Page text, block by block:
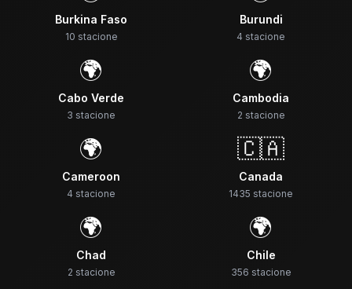
Burkina Faso
10 stacione
Burundi
4 stacione
🌍
Cabo Verde
3 stacione
🌍
Cambodia
2 stacione
🌍
Cameroon
4 stacione
🇨🇦
Canada
1435 stacione
🌍
Chad
2 stacione
🌍
Chile
356 stacione